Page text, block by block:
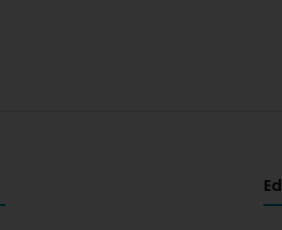
it. Cédric listens to his colleagues.